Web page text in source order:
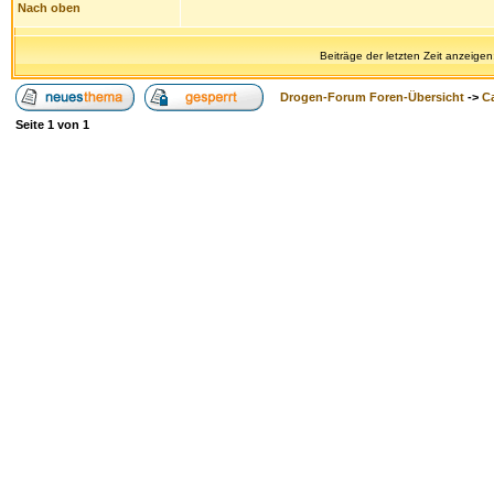
Nach oben
Beiträge der letzten Zeit
Drogen-Forum Foren-Übersicht ->
Seite 1 von 1